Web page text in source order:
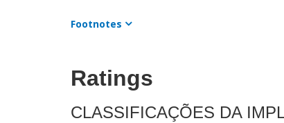
Footnotes
Ratings
CLASSIFICAÇÕES DA